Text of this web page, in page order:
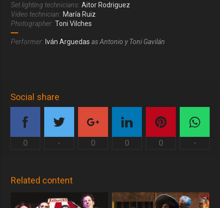
Set lighting technicians: Aitor Rodriguez
Video technician: María Ruiz
Photographer: Toni Vilches
Performer: Iván Arguedas as Antonio y Toni Gavilán
Social share
0 - 0 0 0 -
Related content